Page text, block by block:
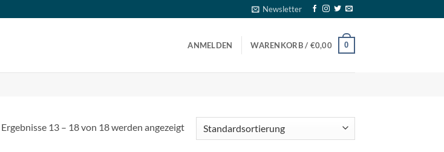
Newsletter
ANMELDEN WARENKORB / €0,00 0
Ergebnisse 13 – 18 von 18 werden angezeigt